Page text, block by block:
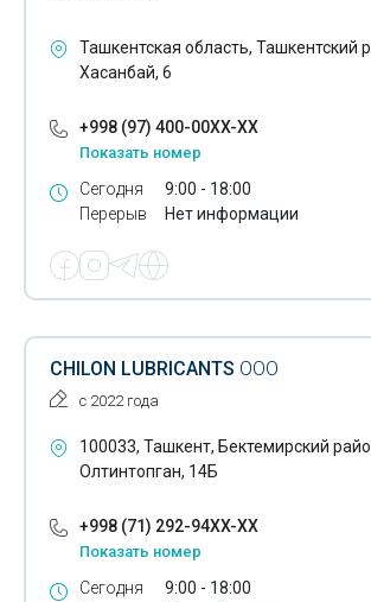
Вибропоглощающие материалы
Средства очистки питьевой и сточных вод
Войлочные изделия
Вторичное сырье
Газ- хранение
Гидравлические масла
Гипсовый порошок
Гофрированный картон
Гофротара
Детали для трубопроводов
Химические добавки в бетон
Ташкентская область, Ташкентский
Хасанбай, 6
+998 (97) 400-00XX-XX
Показать номер
Сегодня
Перерыв
9:00 - 18:00
Нет информации
CHILON LUBRICANTS ООО
с 2022 года
100033, Ташкент, Бектемирский
Олтинтопган, 14Б
+998 (71) 292-94XX-XX
Показать номер
Сегодня
9:00 - 18:00